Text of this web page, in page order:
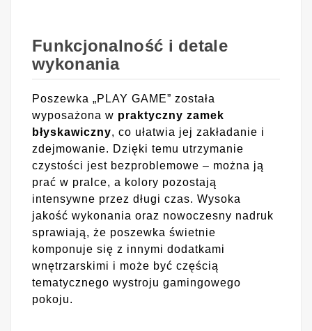
Funkcjonalność i detale
wykonania
Poszewka „PLAY GAME” została
wyposażona w praktyczny zamek
błyskawiczny, co ułatwia jej zakładanie i
zdejmowanie. Dzięki temu utrzymanie
czystości jest bezproblemowe – można ją
prać w pralce, a kolory pozostają
intensywne przez długi czas. Wysoka
jakość wykonania oraz nowoczesny nadruk
sprawiają, że poszewka świetnie
komponuje się z innymi dodatkami
wnętrzarskimi i może być częścią
tematycznego wystroju gamingowego
pokoju.